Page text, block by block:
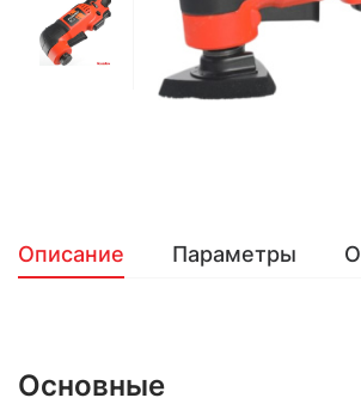
Описание Параметры
Основные